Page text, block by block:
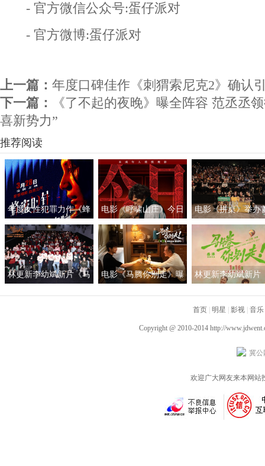
- 官方微信公众号:蛋仔派对
- 官方微博:蛋仔派对
上一篇： 年度口碑佳作《刺猬索尼克2》确认
下一篇：
《了不起的夜晚》曝全阵容 范丞丞
喜新势力”
推荐阅读
年度女性犯罪力作《蜂
蜜的针》定档3月28日
绝版影后阵容癫
电影《呼啸山庄》今日
上映
电影《拼桌》举办
礼及路演 白色情人
约搭子稳稳幸福
林更新李幼斌新片《马
电影《马腾你别走》曝
生“新地图”
林更新李幼斌新片
首页 明星 影视 音乐
Copyright @ 2010-2014 http://
冀公
欢迎广大网友来本网站